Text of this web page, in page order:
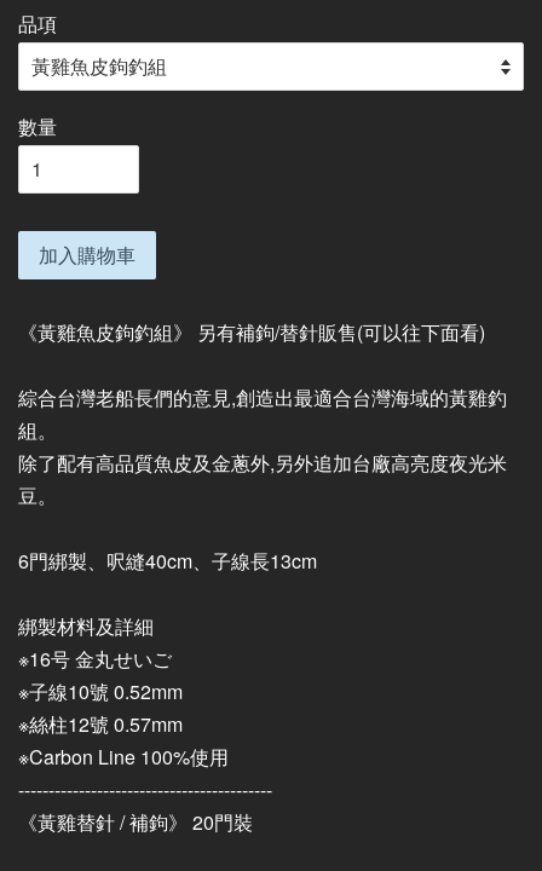
品項
數量
加入購物車
《黃雞魚皮鉤釣組》 另有補鉤/替針販售(可以往下面看)
綜合台灣老船長們的意見,創造出最適合台灣海域的黃雞釣
組。
除了配有高品質魚皮及金蔥外,另外追加台廠高亮度夜光米
豆。
6門綁製、呎縫40cm、子線長13cm
綁製材料及詳細
※16号 金丸せいご
※子線10號 0.52mm
※絲柱12號 0.57mm
※Carbon Line 100%使用
------------------------------------------
《黃雞替針 / 補鉤》 20門裝